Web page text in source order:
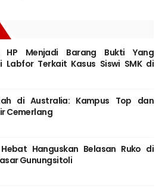
HP Menjadi Barang Bukti Yang
Labfor Terkait Kasus Siswi SMK di
di Australia: Kampus Top dan
Cemerlang
Hanguskan Belasan Ruko di
Gunungsitoli